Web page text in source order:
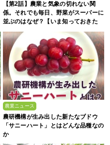
【第2話】農業と気象の切れない関
係。それでも毎日、野菜がスーパーに
並ぶのはなぜ？【いま知っておきた
い、これからの”食”の話】
農業ニュース
農研機構が生み出した新たなブドウ
「サニーハート」とはどんな品種なの
か